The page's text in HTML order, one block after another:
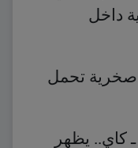
داخل
تحمل
كاي.. يظهر